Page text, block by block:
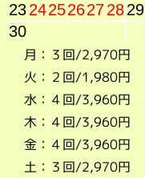
23242526272829
30
月：３回/2,970円
火：２回/1,980円
水：４回/3,960円
木：４回/3,960円
金：４回/3,960円
土：３回/2,970円